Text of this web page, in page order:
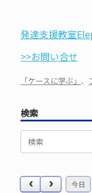
発達支援教室
>>お問い合せ
「ケースに学ぶ」 、
検索
今日